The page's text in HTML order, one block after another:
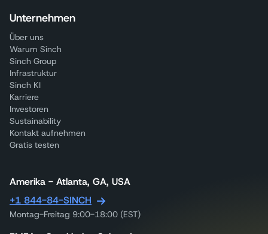
Unternehmen
Über uns
Warum Sinch
Sinch Group
Infrastruktur
Sinch KI
Karriere
Investoren
Sustainability
Kontakt aufnehmen
Gratis testen
Amerika - Atlanta, GA, USA
+1 844-84-SINCH
Montag-Freitag 9:00-18:00 (EST)